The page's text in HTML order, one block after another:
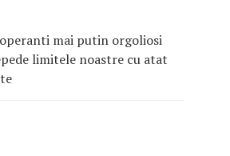
mai putin orgoliosi
limitele noastre cu atat